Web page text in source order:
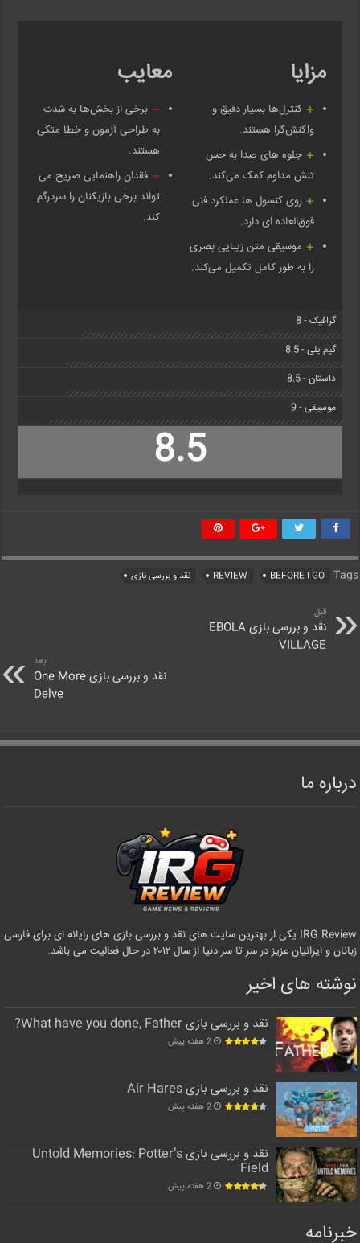
مزایا
کنترل‌ها بسیار دقیق و
واکنش‌گرا هستند.
جلوه های صدا به حس
تنش مداوم کمک می‌کند.
روی کنسول ها عملکرد فنی
فوق‌العاده ای دارد.
موسیقی متن زیبایی بصری
را به طور کامل تکمیل می‌کند.
معایب
برخی از بخش‌ها به شدت
به طراحی آزمون و خطا متکی
هستند.
فقدان راهنمایی صریح می
تواند برخی بازیکنان را سردرگم
کند.
گرافیک - 8
گیم پلی - 8.5
داستان - 8.5
موسیقی - 9
8.5
Tags
BEFORE I GO
REVIEW نقد و بررسی بازی
قبل
نقد و بررسی بازی EBOLA
VILLAGE
بعد
نقد و بررسی بازی One More
Delve
درباره ما
IRG Review یکی از بهترین سایت های نقد و بررسی بازی های رایانه ای برای فارسی
زبانان و ایرانیان عزیز در سر تا سر دنیا از سال ۲۰۱۲ در حال فعالیت می باشد.
نوشته های اخیر
نقد و بررسی بازی What have you done, Father?
2 هفته پیش
نقد و بررسی بازی Air Hares
2 هفته پیش
نقد و بررسی بازی Untold Memories: Potter’s
Field
2 هفته پیش
خبرنامه